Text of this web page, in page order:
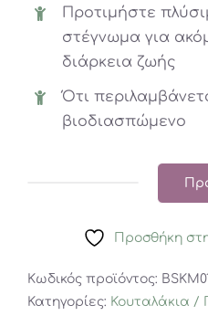
Προτιμήστε
στέγνωμα για
διάρκεια ζωής
Ότι
βιοδιασπώμενο
φαγητούΠροσθήκη
Κωδικός προϊόντος: BSKM01
Κατηγορίες: Κουταλάκια /